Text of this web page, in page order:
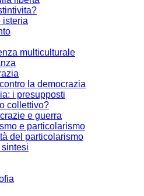
isteria
multiculturale
la democrazia
i presupposti
collettivo?
e guerra
e particolarismo
del particolarismo